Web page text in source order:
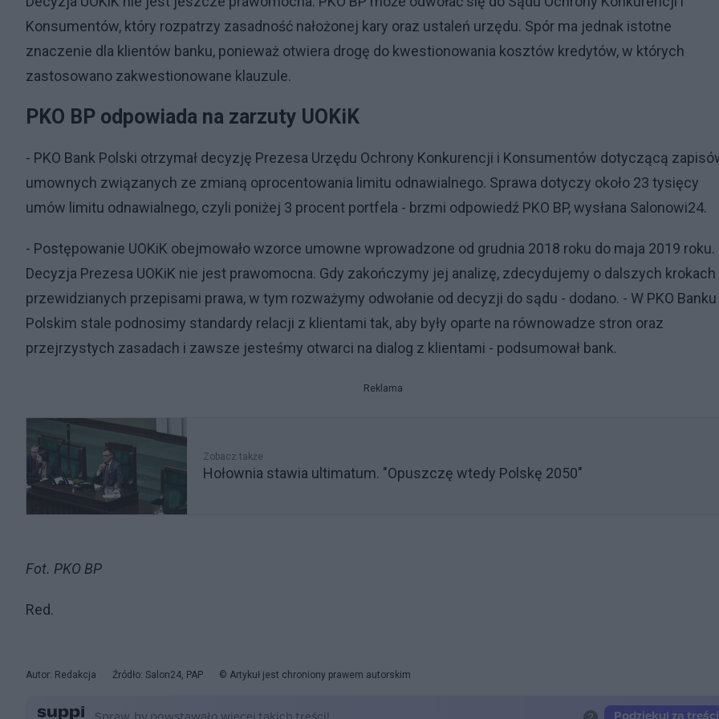
Konsumentów, który rozpatrzy zasadność nałożonej kary oraz ustaleń urzędu. Spór ma jednak istotne
znaczenie dla klientów banku, ponieważ otwiera drogę do kwestionowania kosztów kredytów, w których
zastosowano zakwestionowane klauzule.
PKO BP odpowiada na zarzuty UOKiK
- PKO Bank Polski otrzymał decyzję Prezesa Urzędu Ochrony Konkurencji i Konsumentów dotyczącą
umownych związanych ze zmianą oprocentowania limitu odnawialnego. Sprawa dotyczy około 23 tysięcy
umów limitu odnawialnego, czyli poniżej 3 procent portfela - brzmi odpowiedź PKO BP, wysłana Salonowi24.
- Postępowanie UOKiK obejmowało wzorce umowne wprowadzone od grudnia 2018 roku do maja 2019 roku.
Decyzja Prezesa UOKiK nie jest prawomocna. Gdy zakończymy jej analizę, zdecydujemy o dalszych krokach
przewidzianych przepisami prawa, w tym rozważymy odwołanie od decyzji do sądu - dodano. - W PKO Banku
Polskim stale podnosimy standardy relacji z klientami tak, aby były oparte na równowadze stron oraz
przejrzystych zasadach i zawsze jesteśmy otwarci na dialog z klientami - podsumował bank.
Reklama
Zobacz także
Hołownia stawia ultimatum. "Opuszczę wtedy Polskę 2050"
Fot. PKO BP
Red.
Autor: Redakcja Źródło: Salon24, PAP © Artykuł jest chroniony prawem autorskim